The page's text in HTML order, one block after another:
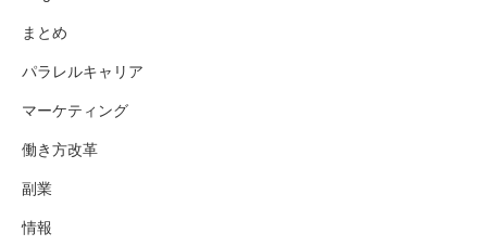
まとめ
パラレルキャリア
マーケティング
働き方改革
副業
情報